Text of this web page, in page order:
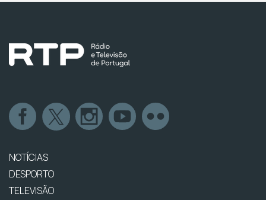
NOTÍCIAS
DESPORTO
TELEVISÃO